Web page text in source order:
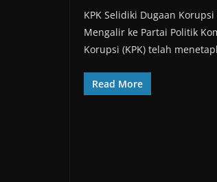
KPK Selidiki Dugaan Korupsi
Mengalir ke Partai Politik
Korupsi (KPK) telah
Read More